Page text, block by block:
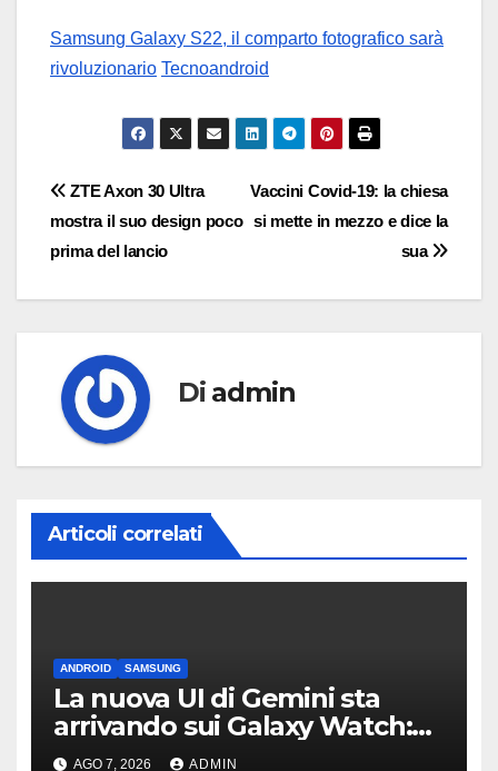
Samsung Galaxy S22, il comparto fotografico sarà
rivoluzionario Tecnoandroid
Navigazione
articoli
Vaccini Covid-19: la chiesa
si mette in mezzo e dice la
sua
ZTE Axon 30 Ultra
mostra il suo design poco
prima del lancio
Di admin
Articoli correlati
ANDROID SAMSUNG
La nuova UI di Gemini sta
arrivando sui Galaxy Watch:
primi avvistamenti
AGO 7, 2026 ADMIN